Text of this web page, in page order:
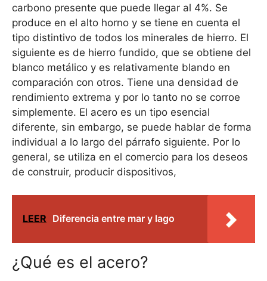
carbono presente que puede llegar al 4%. Se
produce en el alto horno y se tiene en cuenta el
tipo distintivo de todos los minerales de hierro. El
siguiente es de hierro fundido, que se obtiene del
blanco metálico y es relativamente blando en
comparación con otros. Tiene una densidad de
rendimiento extrema y por lo tanto no se corroe
simplemente. El acero es un tipo esencial
diferente, sin embargo, se puede hablar de forma
individual a lo largo del párrafo siguiente. Por lo
general, se utiliza en el comercio para los deseos
de construir, producir dispositivos,
LEER Diferencia entre mar y lago
¿Qué es el acero?